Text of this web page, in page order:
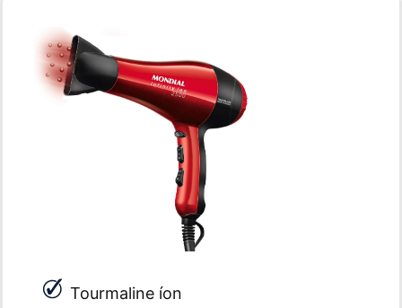
Tourmaline íon